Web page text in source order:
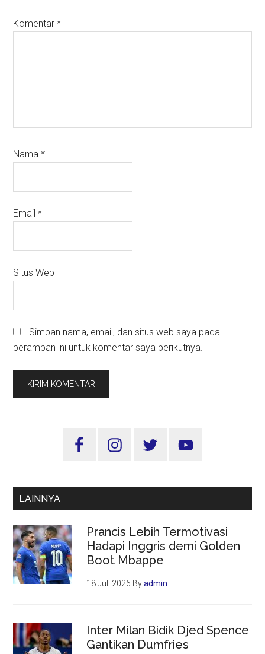
Komentar*
Nama*
Email*
Situs Web
Simpan nama, email, dan situs web saya pada
peramban ini untuk komentar saya berikutnya.
Sidebar
LAINNYA
Prancis Lebih Termotivasi
Hadapi Inggris demi Golden
Boot Mbappe
18 Juli 2026 Byadmin
Inter Milan Bidik Djed Spence
Gantikan Dumfries